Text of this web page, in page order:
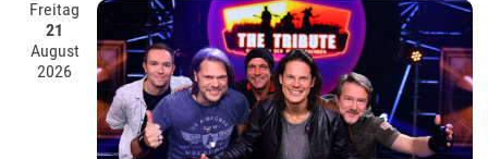
Freitag
21
August
2026